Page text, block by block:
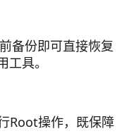
备份即可直接恢复
具。
Root操作，既保障